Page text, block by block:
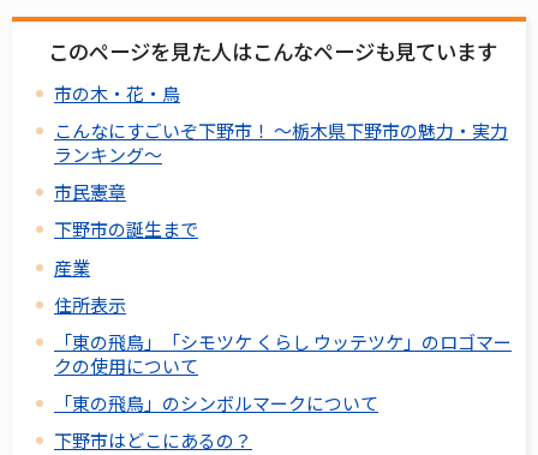
このページを見た人はこんなページも見ています
市の木・花・鳥
こんなにすごいぞ下野市！ ～栃木県下野市の魅力・実力
ランキング～
市民憲章
下野市の誕生まで
産業
住所表示
「東の飛鳥」「シモツケ くらし ウッテツケ」のロゴマー
クの使用について
「東の飛鳥」のシンボルマークについて
下野市はどこにあるの？